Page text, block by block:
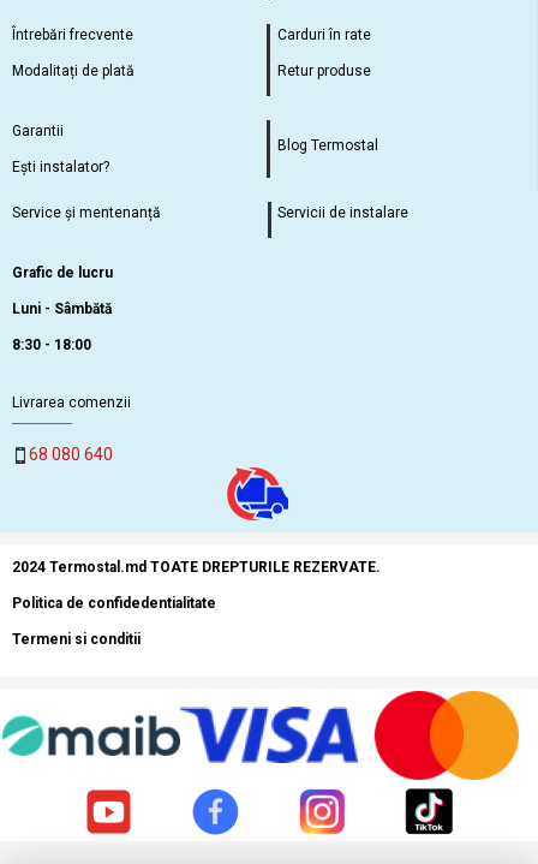
Întrebări frecvente
Modalitați de plată
Carduri în rate
Retur produse
Garantii
Ești instalator?
Blog Termostal
Service și mentenanță Servicii de instalare
Grafic de lucru
Luni - Sâmbătă
8:30 - 18:00
Livrarea comenzii
68 080 640
2024 Termostal.md TOATE DREPTURILE REZERVATE.
Politica de confidedentialitate
Termeni si conditii